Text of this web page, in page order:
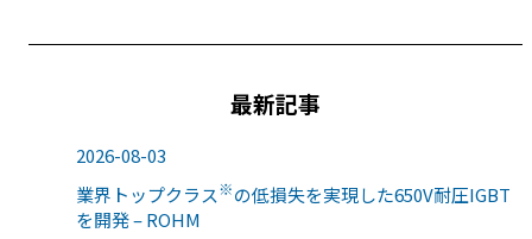
最新記事
2026-08-03
業界トップクラス※の低損失を実現した650V耐圧IGBT
を開発 – ROHM